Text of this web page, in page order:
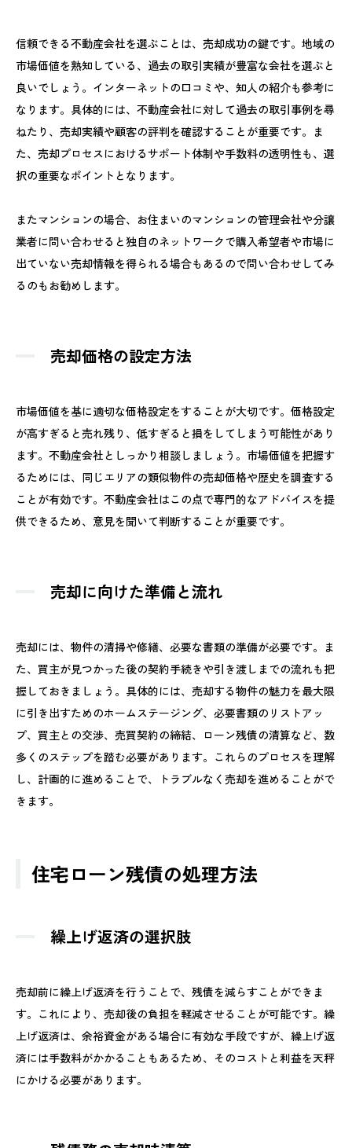
信頼できる不動産会社を選ぶことは、売却成功の鍵です。地域の
市場価値を熟知している、過去の取引実績が豊富な会社を選ぶと
良いでしょう。インターネットの口コミや、知人の紹介も参考に
なります。具体的には、不動産会社に対して過去の取引事例を尋
ねたり、売却実績や顧客の評判を確認することが重要です。ま
た、売却プロセスにおけるサポート体制や手数料の透明性も、選
択の重要なポイントとなります。
またマンションの場合、お住まいのマンションの管理会社や分譲
業者に問い合わせると独自のネットワークで購入希望者や市場に
出ていない売却情報を得られる場合もあるので問い合わせしてみ
るのもお勧めします。
売却価格の設定方法
市場価値を基に適切な価格設定をすることが大切です。価格設定
が高すぎると売れ残り、低すぎると損をしてしまう可能性があり
ます。不動産会社としっかり相談しましょう。市場価値を把握す
るためには、同じエリアの類似物件の売却価格や歴史を調査する
ことが有効です。不動産会社はこの点で専門的なアドバイスを提
供できるため、意見を聞いて判断することが重要です。
売却に向けた準備と流れ
売却には、物件の清掃や修繕、必要な書類の準備が必要です。ま
た、買主が見つかった後の契約手続きや引き渡しまでの流れも把
握しておきましょう。具体的には、売却する物件の魅力を最大限
に引き出すためのホームステージング、必要書類のリストアッ
プ、買主との交渉、売買契約の締結、ローン残債の清算など、数
多くのステップを踏む必要があります。これらのプロセスを理解
し、計画的に進めることで、トラブルなく売却を進めることがで
きます。
住宅ローン残債の処理方法
繰上げ返済の選択肢
売却前に繰上げ返済を行うことで、残債を減らすことができま
す。これにより、売却後の負担を軽減させることが可能です。繰
上げ返済は、余裕資金がある場合に有効な手段ですが、繰上げ返
済には手数料がかかることもあるため、そのコストと利益を天秤
にかける必要があります。